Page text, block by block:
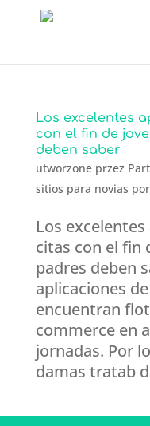
Los excelentes
con el fin de
deben saber
utworzone przez
sitios para novias
Los
citas con el fin
padres deben
aplicaciones
encuentran
commerce en
jornadas. Por
damas tratab